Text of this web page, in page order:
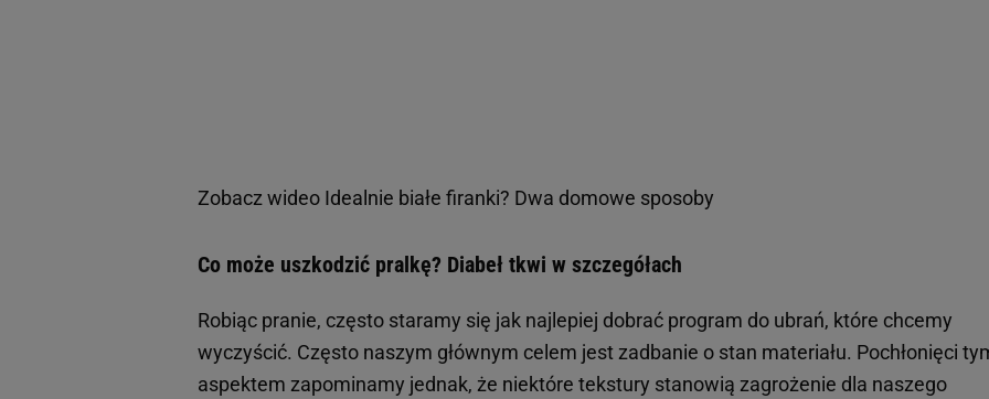
Zobacz wideo Idealnie białe firanki? Dwa domowe sposoby
Co może uszkodzić pralkę? Diabeł tkwi w szczegółach
Robiąc pranie, często staramy się jak najlepiej dobrać program do ubrań, które chcemy
wyczyścić. Często naszym głównym celem jest zadbanie o stan materiału. Pochłonięci
aspektem zapominamy jednak, że niektóre tekstury stanowią zagrożenie dla naszego